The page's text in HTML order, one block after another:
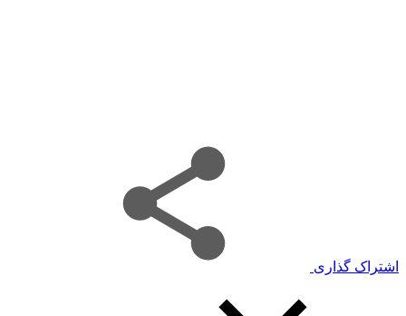
اشتراک گذاری